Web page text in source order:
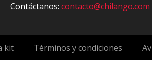
Contáctanos:contacto@chilango.com
kit Términos y condiciones